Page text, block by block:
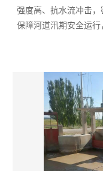
强度高、抗水流冲击，
保障河道汛期安全运